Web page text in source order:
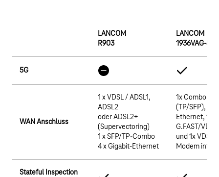
LANCOM
R903
LANCOM
1936VAG-5G
5G
WAN Anschluss
1 x VDSL / ADSL1,
ADSL2
oder ADSL2+
(Supervectoring)
1 x SFP/TP-Combo
4 x Gigabit-Ethernet
1x Combo
(TP/SFP), 1x
Ethernet, 1x
G.FAST/
und 1x VDSL
Modem
Stateful Inspection